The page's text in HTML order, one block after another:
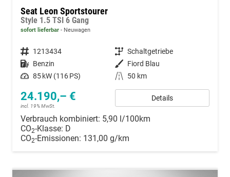
Seat Leon Sportstourer
Style 1.5 TSI 6 Gang
sofort lieferbar Neuwagen
Fahrzeugnummer 1213434 Getriebe Schaltgetriebe
Kraftstoff Benzin Außenfarbe Fiord Blau
Leistung 85 kW (116 PS) Kilometerstand 50 km
24.190,– €
incl. 19% MwSt.
Details
Verbrauch kombiniert: 5,90 l/100km
CO2-Klasse: D
CO2-Emissionen: 131,00 g/km